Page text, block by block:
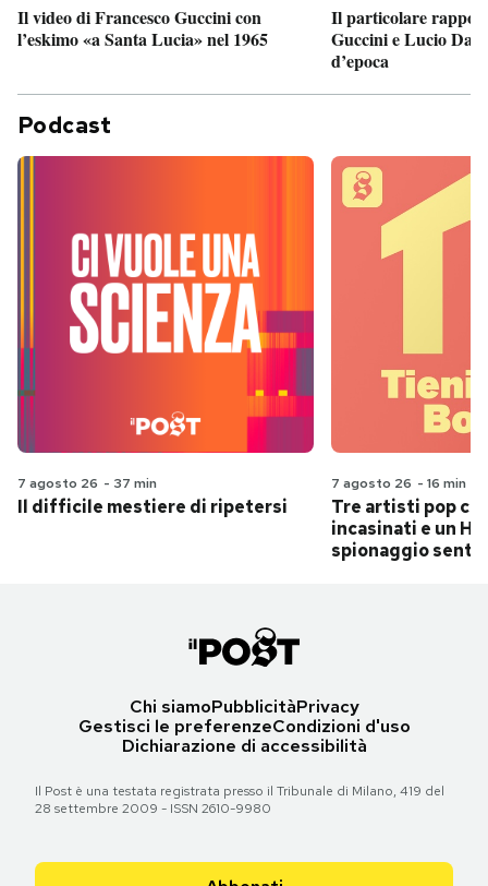
Il video di Francesco Guccini con
l’eskimo «a Santa Lucia» nel 1965
Il particolare
Guccini e Lucio
d’epoca
Podcast
7 agosto 26 - 37 min
Il difficile mestiere di ripetersi
7 agosto 26 - 16 min
Tre artisti pop
incasinati e un
spionaggio
Chi siamoPubblicitàPrivacy
Gestisci le preferenzeCondizioni d'uso
Dichiarazione di accessibilità
Il Post è una testata registrata presso il Tribunale di Milano, 419 del
28 settembre 2009 - ISSN 2610-9980